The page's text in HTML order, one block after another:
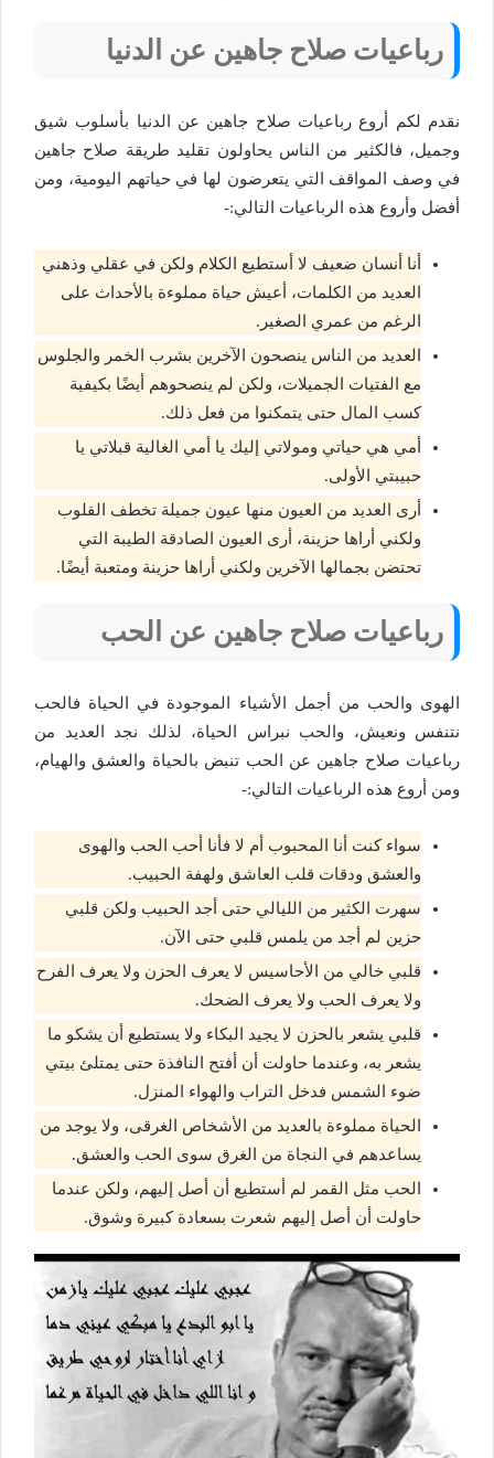
رباعيات صلاح جاهين عن الدنيا
نقدم لكم أروع رباعيات صلاح جاهين عن الدنيا بأسلوب شيق
وجميل، فالكثير من الناس يحاولون تقليد طريقة صلاح جاهين
في وصف المواقف التي يتعرضون لها في حياتهم اليومية، ومن
أفضل وأروع هذه الرباعيات التالي:-
أنا أنسان ضعيف لا أستطيع الكلام ولكن في عقلي وذهني
العديد من الكلمات، أعيش حياة مملوءة بالأحداث على
الرغم من عمري الصغير.
العديد من الناس ينصحون الآخرين بشرب الخمر والجلوس
مع الفتيات الجميلات، ولكن لم ينصحوهم أيضًا بكيفية
كسب المال حتى يتمكنوا من فعل ذلك.
أمي هي حياتي ومولاتي إليك يا أمي الغالية قبلاتي يا
حبيبتي الأولى.
أرى العديد من العيون منها عيون جميلة تخطف القلوب
ولكني أراها حزينة، أرى العيون الصادقة الطيبة التي
تحتضن بجمالها الآخرين ولكني أراها حزينة ومتعبة أيضًا.
رباعيات صلاح جاهين عن الحب
الهوى والحب من أجمل الأشياء الموجودة في الحياة فالحب
نتنفس ونعيش، والحب نبراس الحياة، لذلك نجد العديد من
رباعيات صلاح جاهين عن الحب تنبض بالحياة والعشق والهيام،
ومن أروع هذه الرباعيات التالي:-
سواء كنت أنا المحبوب أم لا فأنا أحب الحب والهوى
والعشق ودقات قلب العاشق ولهفة الحبيب.
سهرت الكثير من الليالي حتى أجد الحبيب ولكن قلبي
حزين لم أجد من يلمس قلبي حتى الآن.
قلبي خالي من الأحاسيس لا يعرف الحزن ولا يعرف الفرح
ولا يعرف الحب ولا يعرف الضحك.
قلبي يشعر بالحزن لا يجيد البكاء ولا يستطيع أن يشكو ما
يشعر به، وعندما حاولت أن أفتح النافذة حتى يمتلئ بيتي
ضوء الشمس فدخل التراب والهواء المنزل.
الحياة مملوءة بالعديد من الأشخاص الغرقى، ولا يوجد من
يساعدهم في النجاة من الغرق سوى الحب والعشق.
الحب مثل القمر لم أستطيع أن أصل إليهم، ولكن عندما
حاولت أن أصل إليهم شعرت بسعادة كبيرة وشوق.